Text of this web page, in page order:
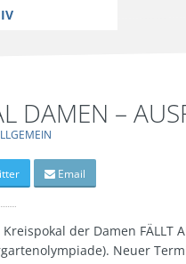
DAMEN –
Email
der Damen FÄLLT
Neuer